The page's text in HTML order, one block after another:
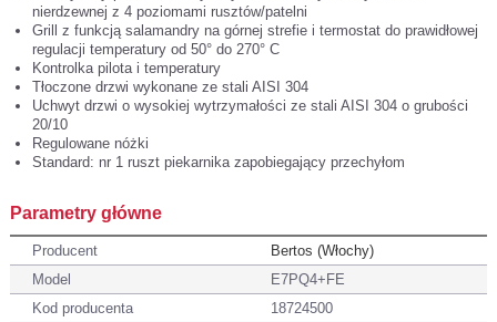
nierdzewnej z 4 poziomami rusztów/patelni
Grill z funkcją salamandry na górnej strefie i termostat do prawidłowej
regulacji temperatury od 50° do 270° C
Kontrolka pilota i temperatury
Tłoczone drzwi wykonane ze stali AISI 304
Uchwyt drzwi o wysokiej wytrzymałości ze stali AISI 304 o grubości
20/10
Regulowane nóżki
Standard: nr 1 ruszt piekarnika zapobiegający przechyłom
Parametry główne
Producent
Bertos (Włochy)
Model
E7PQ4+FE
Kod producenta
18724500